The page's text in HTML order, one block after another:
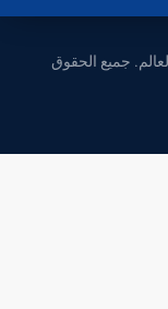
جميع الحقوق